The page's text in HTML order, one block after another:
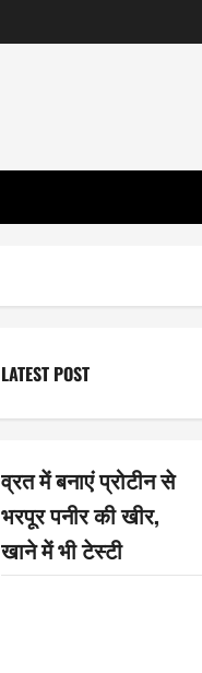
LATEST POST
व्रत में बनाएं प्रोटीन से
भरपूर पनीर की खीर,
खाने में भी टेस्टी